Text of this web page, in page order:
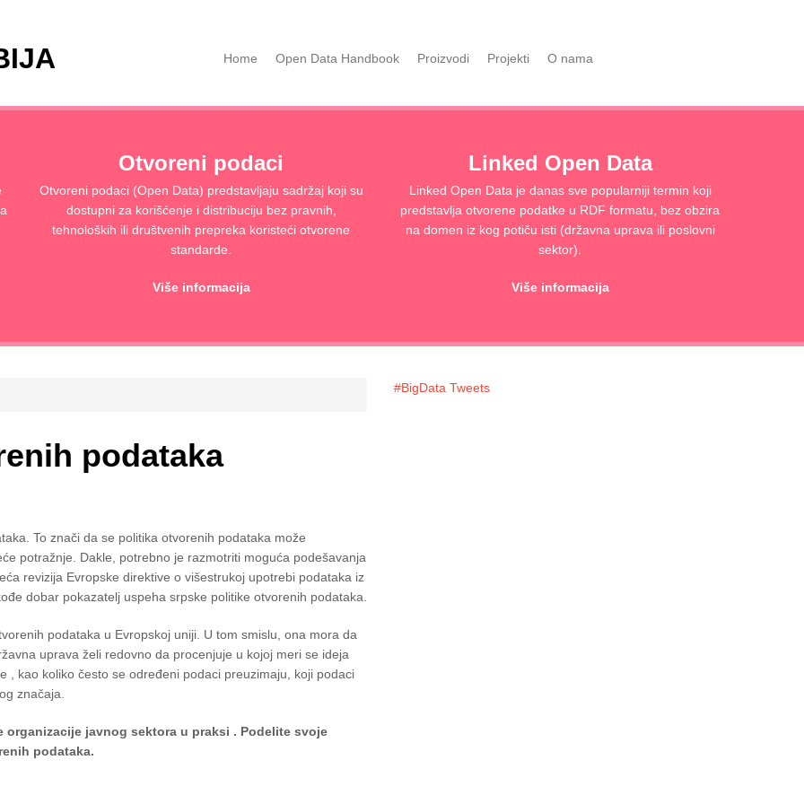
Home Open Data Handbook Proizvodi Projekti O nama
Otvoreni podaci
Otvoreni podaci (Open Data) predstavljaju sadržaj koji su
dostupni za korišćenje i distribuciju bez pravnih,
tehnoloških ili društvenih prepreka koristeći otvorene
standarde.
Više informacija
Linked Open Data
Linked Open Data je danas sve popularniji termin koji
predstavlja otvorene podatke u RDF formatu, bez obzira
na domen iz kog potiču isti (državna uprava ili poslovni
sektor).
Više informacija
podataka
To znači da se politika otvorenih podataka može
potražnje. Dakle, potrebno je razmotriti moguća podešavanja
revizija Evropske direktive o višestrukoj upotrebi podataka iz
dobar pokazatelj uspeha srpske politike otvorenih podataka.
podataka u Evropskoj uniji. U tom smislu, ona mora da
uprava želi redovno da procenjuje u kojoj meri se ideja
, kao koliko često se određeni podaci preuzimaju, koji podaci
značaja.
javnog sektora u praksi . Podelite svoje
podataka.
#BigData Tweets